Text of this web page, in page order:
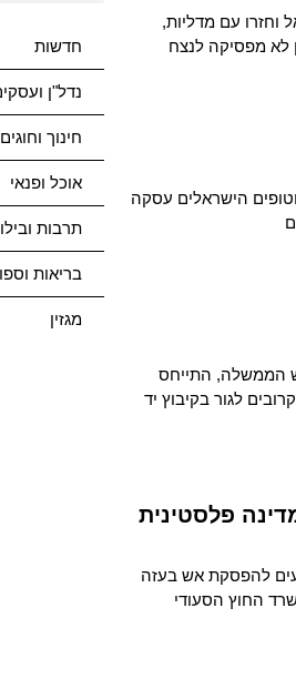
וחזרו עם מדליות,
לא מפסיקה לנצח
הישראלים עסקה
הממשלה, התייחס
לגור בקיבוץ יד
פלסטינית
להפסקת אש בעזה
החוץ הסעודי
חדשות
נדל"ן
חינוך וחוגים
אוכל ופנאי
תרבות
בריאות
מגזין